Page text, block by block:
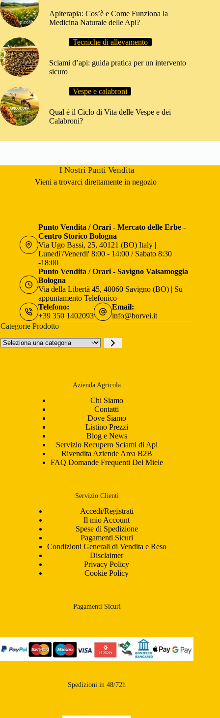
Apiterapia: Cos’è e Come Funziona la
Medicina Naturale delle Api?
Tecniche di allevamento
Sciami d’api: guida pratica per un intervento
sicuro
Vespe e calabroni
Qual è il Ciclo di Vita delle Vespe e dei
Calabroni?
I Nostri Punti Vendita
Vieni a trovarci direttamente in negozio
Punto Vendita / Orari - Mercato delle Erbe -
Centro Storico Bologna
Via Ugo Bassi, 25, 40121 (BO) Italy |
Lunedi'/Venerdi' 8:00 - 14:00 / Sabato 8:30
-18:00
Punto Vendita / Orari - Savigno Valsamoggia
Bologna
Via della Libertà 45, 40060 Savigno (BO) | Su
appuntamento Telefonico
Telefono:
+39 350 1402093
Email:
info@borvei.it
Categorie Prodotto
Seleziona
una
Azienda Agricola
Chi Siamo
Contatti
Dove Siamo
Listino Prezzi
Blog e News
Servizio Recupero Sciami di Api
Rivendita Aziende Area B2B
FAQ Domande Frequenti Del Miele
Servizio Clienti
Accedi/Registrati
Il mio Account
Spese di Spedizione
Pagamenti Sicuri
Condizioni Generali di Vendita e Reso
Disclaimer
Privacy Policy
Cookie Policy
Pagamenti Sicuri
Spedizioni in 48/72h